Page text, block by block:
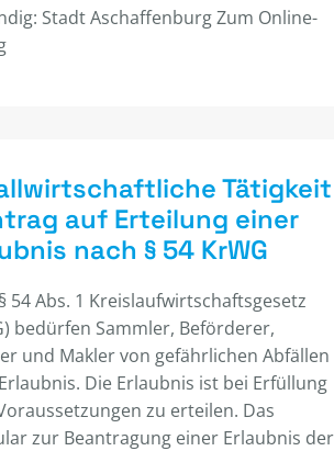
Stadt Aschaffenburg Zum Online-
Tätigkeit
auf Erteilung einer
nach § 54 KrWG
54 Abs. 1 Kreislaufwirtschaftsgesetz
bedürfen Sammler, Beförderer,
und Makler von gefährlichen Abfällen
Die Erlaubnis ist bei Erfüllung
zu erteilen. Das
zur Beantragung einer Erlaubnis der